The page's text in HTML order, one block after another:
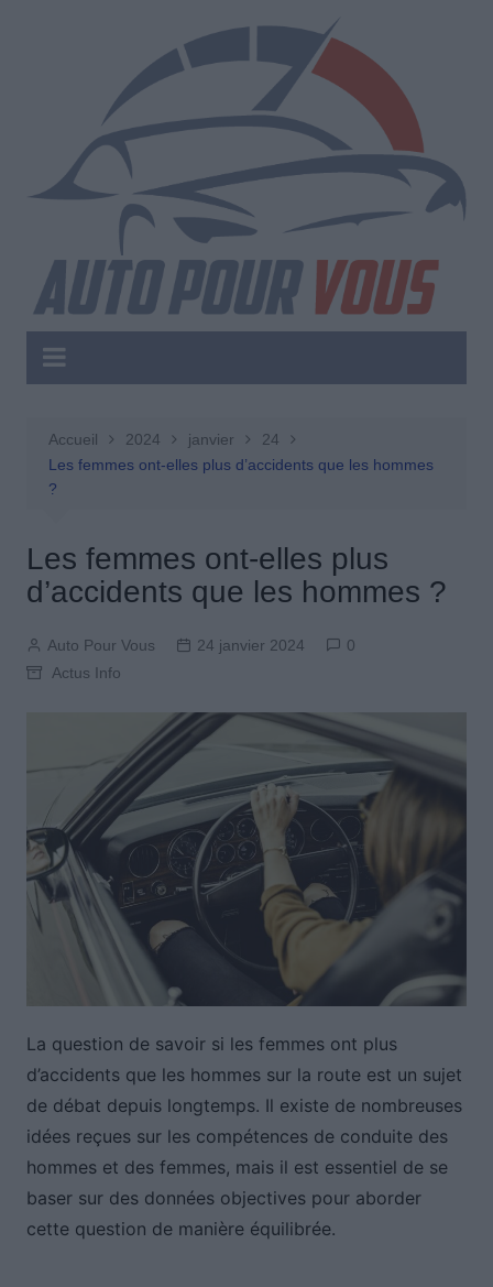
Accueil 2024 janvier
24
Les femmes ont-elles plus d’accidents que les hommes
?
Les femmes ont-elles plus
d’accidents que les hommes ?
Auto Pour Vous 24 janvier 2024
0
Actus Info
La question de savoir si les femmes ont plus
d’accidents que les hommes sur la route est un sujet
de débat depuis longtemps. Il existe de nombreuses
idées reçues sur les compétences de conduite des
hommes et des femmes, mais il est essentiel de se
baser sur des données objectives pour aborder
cette question de manière équilibrée.